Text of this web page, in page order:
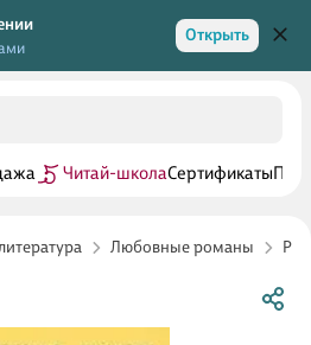
Открыть
Читай-школаСертификаты
Любовные романы